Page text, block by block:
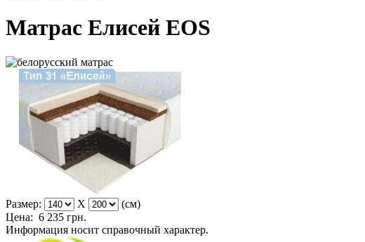
Матрас Елисей EOS
Размер: X
(см)
Цена: 6 235 грн.
Информация носит справочный характер.